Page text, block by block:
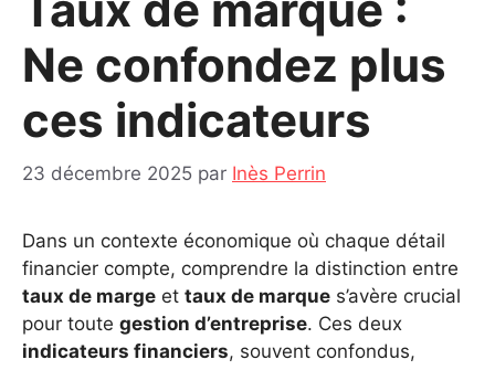
Ne confondez plus
ces indicateurs
23 décembre 2025 par Inès Perrin
Dans un contexte économique où chaque détail
financier compte, comprendre la distinction entre
taux de marge et taux de marque s’avère crucial
pour toute gestion d’entreprise. Ces deux
indicateurs financiers, souvent confondus,